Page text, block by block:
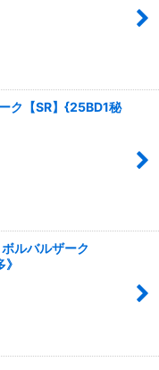
ク【SR】{25BD1秘
ルバルザーク